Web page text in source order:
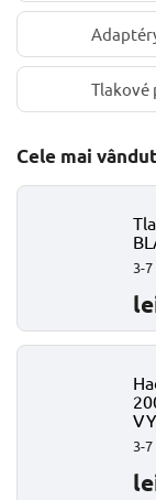
Tlakové
Cele mai
3-
3-